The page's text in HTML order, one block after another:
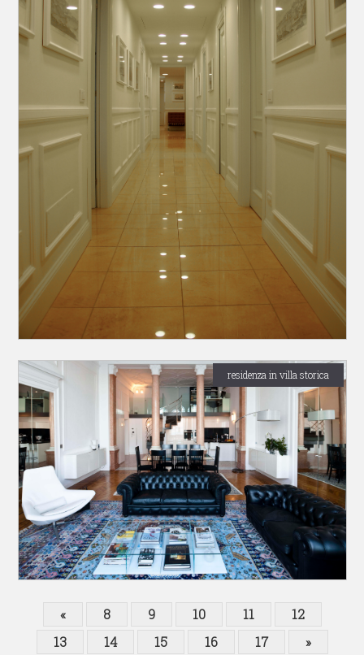
residenza in villa storica
« 8 9 10 11
12
13
14 15 16 17 »